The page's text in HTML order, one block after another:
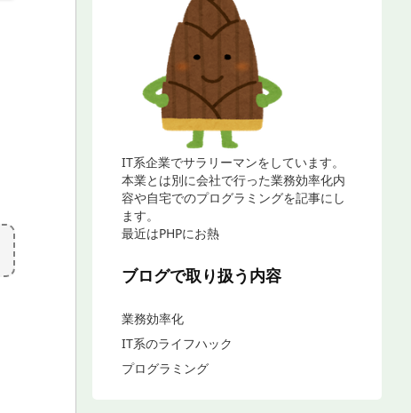
IT系企業でサラリーマンをしています。
本業とは別に会社で行った業務効率化内
容や自宅でのプログラミングを記事にし
ます。
最近はPHPにお熱
ブログで取り扱う内容
業務効率化
IT系のライフハック
プログラミング